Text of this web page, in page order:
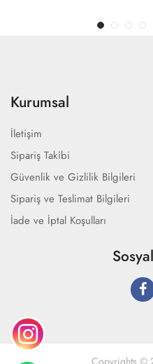
Kurumsal
İletişim
Sipariş Takibi
Güvenlik ve Gizlilik Bilgileri
Sipariş ve Teslimat Bilgileri
İade ve İptal Koşulları
Copyrights ©